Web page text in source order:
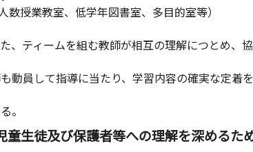
授業教室、低学年図書室、多目的室等）
、ティームを組む教師が相互の理解につとめ、協
動員して指導に当たり、学習内容の確実な定着を
。
童生徒及び保護者等への理解を深めるた